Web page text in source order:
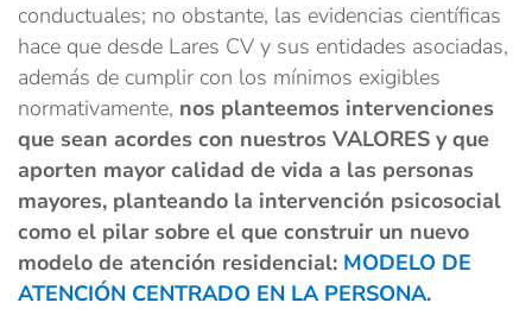
conductuales; no obstante, las evidencias científicas
hace que desde Lares CV y sus entidades asociadas,
además de cumplir con los mínimos exigibles
normativamente, nos planteemos intervenciones
que sean acordes con nuestros VALORES y que
aporten mayor calidad de vida a las personas
mayores, planteando la intervención psicosocial
como el pilar sobre el que construir un nuevo
modelo de atención residencial: MODELO DE
ATENCIÓN CENTRADO EN LA PERSONA.